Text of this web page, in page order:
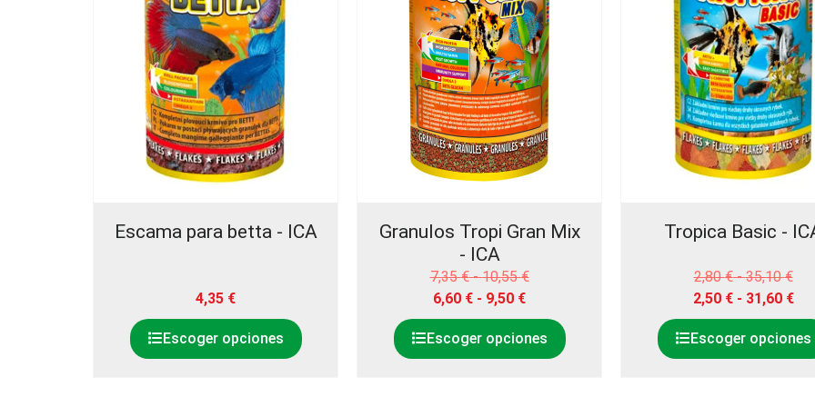
Escama para betta - ICA
4,35 €
Escoger opciones
Granulos Tropi Gran Mix
- ICA
7,35€-10,55€
6,60 € - 9,50 €
Escoger opciones
Tropica Basic -
2,80€-35,10€
2,50 €- 31,60 €
Escoger opciones